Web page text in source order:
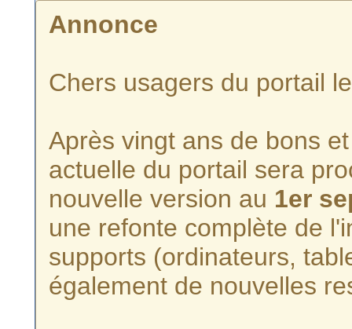
Annonce
Chers usagers du portail
Après vingt ans de bons
actuelle du portail sera
nouvelle version au 1er
une refonte complète de
supports (ordinateurs,
également de nouvelles